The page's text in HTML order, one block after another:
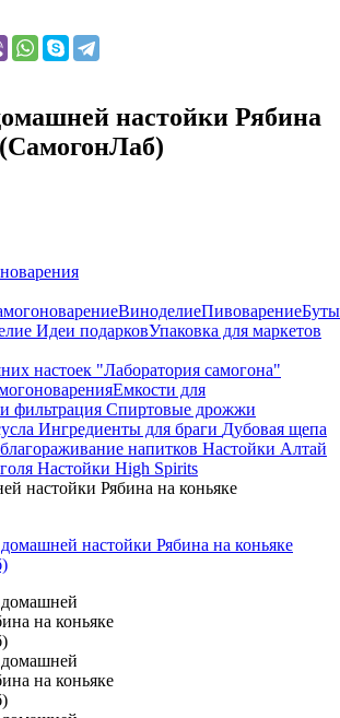
настойки Рябина
ВиноделиеПивоварение
Идеи подарковУпаковка для маркетов
настоек "Лаборатория самогона"
Емкости для
фильтрация Спиртовые дрожжи
Ингредиенты для браги Дубовая щепа
напитков Настойки Алтай
Настойки High Spirits
настойки Рябина на коньяке